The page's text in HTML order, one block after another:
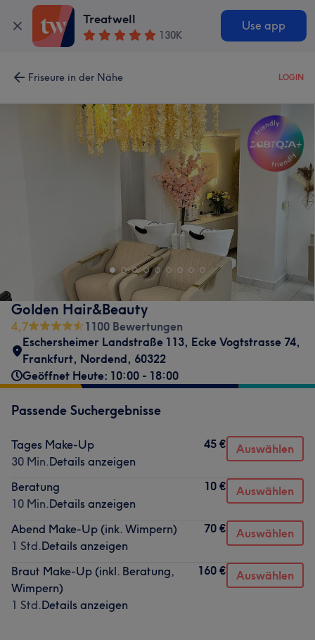
Treatwell
130K
Use app
Friseure in der Nähe LOGIN
Golden Hair&Beauty
4,7
1100 Bewertungen
Eschersheimer Landstraße 113, Ecke Vogtstrasse 74,
Frankfurt, Nordend, 60322
Geöffnet Heute: 10:00 - 18:00
Passende Suchergebnisse
Tages Make-Up
30 Min.Details anzeigen
45 € Auswählen
Beratung
10 Min.Details anzeigen
10 € Auswählen
Abend Make-Up (ink. Wimpern)
1 Std.Details anzeigen
70 € Auswählen
Braut Make-Up (inkl. Beratung,
Wimpern)
1 Std.Details anzeigen
160 € Auswählen